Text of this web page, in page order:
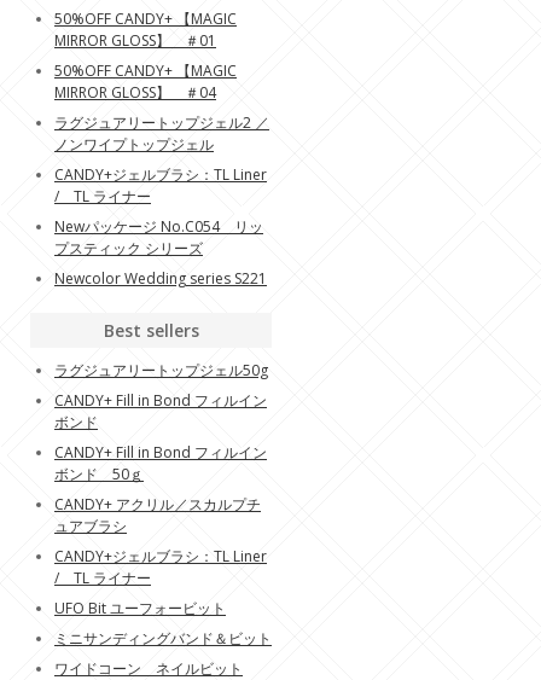
50%OFF CANDY+ 【MAGIC
MIRROR GLOSS】 ＃01
50%OFF CANDY+ 【MAGIC
MIRROR GLOSS】 ＃04
ラグジュアリートップジェル2 ／
ノンワイプトップジェル
CANDY+ジェルブラシ：TL Liner
/ TL ライナー
Newパッケージ No.C054 リッ
プスティック シリーズ
Newcolor Wedding series S221
Best sellers
ラグジュアリートップジェル50g
CANDY+ Fill in Bond フィルイン
ボンド
CANDY+ Fill in Bond フィルイン
ボンド 50ｇ
CANDY+ アクリル／スカルプチ
ュアブラシ
CANDY+ジェルブラシ：TL Liner
/ TL ライナー
UFO Bit ユーフォービット
ミニサンディングバンド＆ビット
ワイドコーン ネイルビット